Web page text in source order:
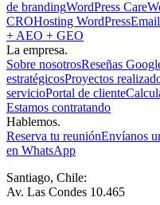
de brandingWordPress Care
CROHosting WordPress
+ AEO + GEO
La empresa.
Sobre nosotrosReseñas
estratégicosProyectos
servicioPortal de cliente
Estamos contratando
Hablemos.
Reserva tu reuniónEnvíanos
en WhatsApp
Santiago, Chile:
Av. Las Condes 10.465